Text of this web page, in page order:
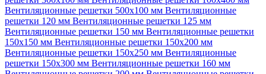
Вентиляционные решетки 500х100 мм Вентиляционные
решетки 120 мм Вентиляционные решетки 125 мм
Вентиляционные решетки 150 мм Вентиляционные решетки
150х150 мм Вентиляционные решетки 150х200 мм
Вентиляционные решетки 150х250 мм Вентиляционные
решетки 150х300 мм Вентиляционные решетки 160 мм